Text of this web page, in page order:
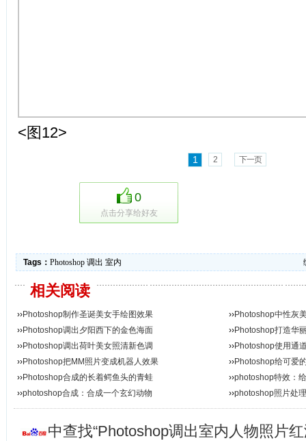
<图12>
1 2 下一页
0
点击分享给好友
Tags： Photoshop 调出 室内
相关阅读
››Photoshop制作圣诞美女手绘图效果 ››Photoshop中性灰
››Photoshop调出夕阳西下的金色海面 ››Photoshop打造华
››Photoshop调出荷叶美女照清新色调 ››Photoshop使用通
››Photoshop把MM照片变成机器人效果 ››Photoshop给可爱
››Photoshop合成的长着鳄鱼头的青蛙 ››photoshop特效：
››photoshop合成：合成一个玄幻动物 ››photoshop照片处
中查找“Photoshop调出室内人物照片